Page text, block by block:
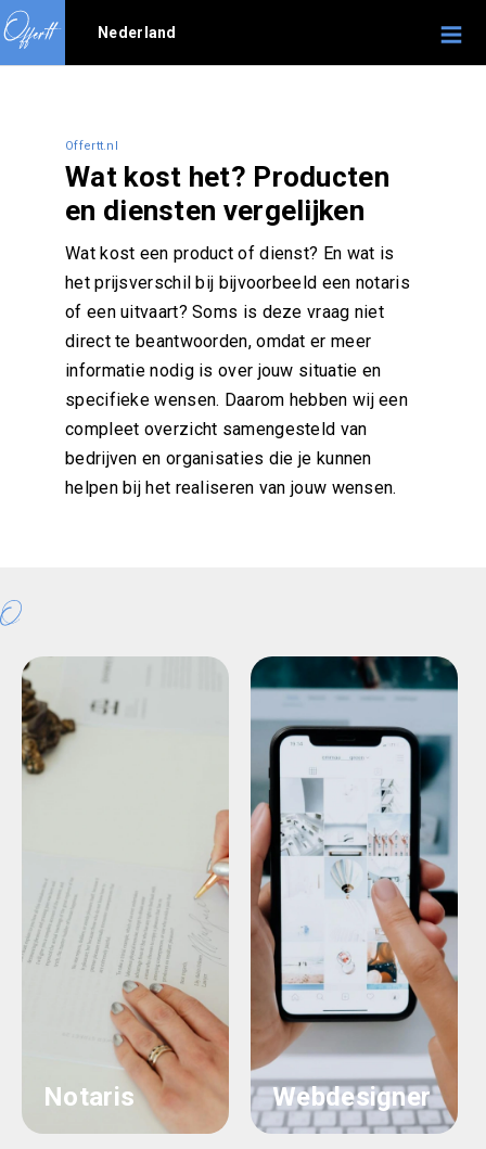
Nederland
Offertt.nl
Wat kost het? Producten
en diensten vergelijken
Wat kost een product of dienst? En wat is
het prijsverschil bij bijvoorbeeld een notaris
of een uitvaart? Soms is deze vraag niet
direct te beantwoorden, omdat er meer
informatie nodig is over jouw situatie en
specifieke wensen. Daarom hebben wij een
compleet overzicht samengesteld van
bedrijven en organisaties die je kunnen
helpen bij het realiseren van jouw wensen.
Notaris Webdesigner